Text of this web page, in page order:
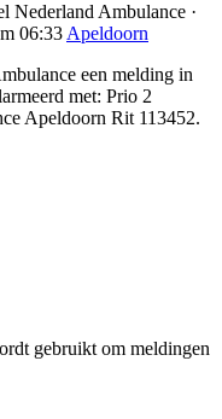
Nederland Ambulance ·
06:33Apeldoorn
een melding in
met: Prio 2
Apeldoorn Rit 113452.
gebruikt om meldingen